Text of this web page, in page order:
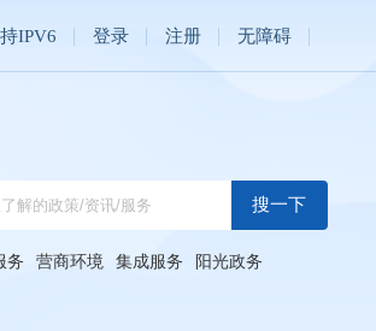
IPV6 登录 注册 无障碍
务 营商环境 集成服务 阳光政务